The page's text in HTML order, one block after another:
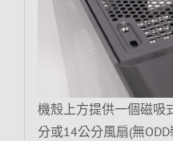
機殼上方提供一個磁吸
分或14公分風扇(無ODD